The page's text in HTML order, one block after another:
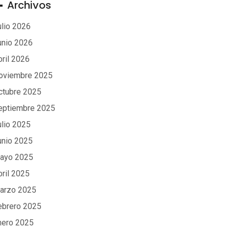
Archivos
2026
2026
2026
2025
2025
2025
2025
2025
2025
2025
2025
2025
2025